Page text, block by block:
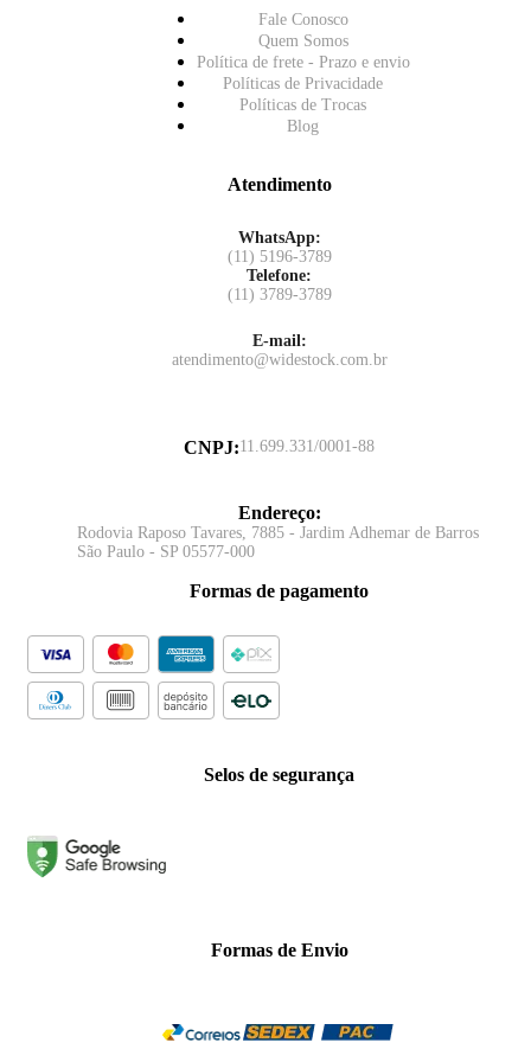
Fale Conosco
Quem Somos
Política de frete - Prazo e envio
Políticas de Privacidade
Políticas de Trocas
Blog
Atendimento
WhatsApp:
(11) 5196-3789
Telefone:
(11) 3789-3789
E-mail:
atendimento@widestock.com.br
CNPJ:11.699.331/0001-88
Endereço:
Rodovia Raposo Tavares, 7885 - Jardim Adhemar de Barros
São Paulo - SP 05577-000
Formas de pagamento
Selos de segurança
Formas de Envio